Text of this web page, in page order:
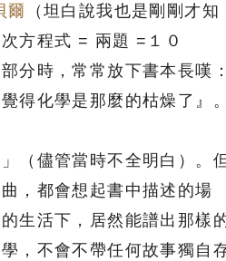
爾
（坦白說我也是剛剛才知
方程式 = 兩題 =１０
分時，常常放下書本長嘆：
得化學是那麼的枯燥了』。
（儘管當時不全明白）。
，都會想起書中描述的場
生活下，居然能譜出那樣
，不會不帶任何故事獨自